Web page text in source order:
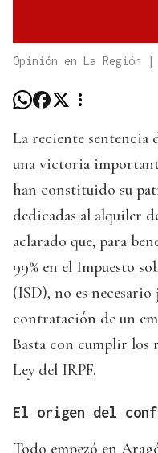
Opinión en La Región |
La reciente sentencia
una victoria
han constituido su
dedicadas al alquiler
aclarado que, para
99% en el Impuesto
(ISD), no es
contratación de un
Basta con cumplir los
Ley del IRPF.
El origen del
Todo empezó en